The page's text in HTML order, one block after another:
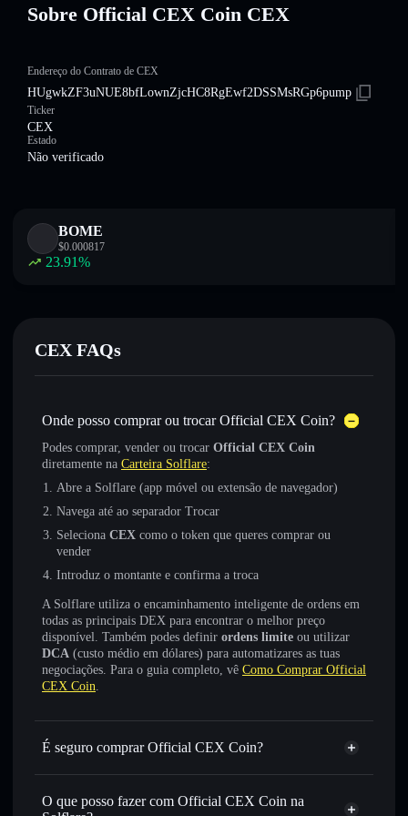
Sobre Official CEX Coin CEX
Endereço do Contrato de CEX
HUgwkZF3uNUE8bfLownZjcHC8RgEwf2DSSMsRGp6pump
Ticker
CEX
Estado
Não verificado
BOME
$0.000817
23.91%
CEX FAQs
Onde posso comprar ou trocar Official CEX Coin?
Podes comprar, vender ou trocar Official CEX Coin
diretamente na Carteira Solflare:
Abre a Solflare (app móvel ou extensão de navegador)
Navega até ao separador Trocar
Seleciona CEX como o token que queres comprar ou
vender
Introduz o montante e confirma a troca
A Solflare utiliza o encaminhamento inteligente de ordens em
todas as principais DEX para encontrar o melhor preço
disponível. Também podes definir ordens limite ou utilizar
DCA (custo médio em dólares) para automatizares as tuas
negociações. Para o guia completo, vê Como Comprar Official
CEX Coin.
É seguro comprar Official CEX Coin?
Official CEX Coin não está verificado
O que posso fazer com Official CEX Coin na